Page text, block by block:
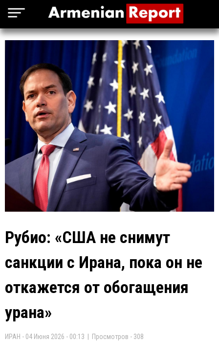
Рубио: «США не снимут
санкции с Ирана, пока он не
откажется от обогащения
урана»
ИРАН - 04 Июня 2026 - 00:13 | Просмотров - 308